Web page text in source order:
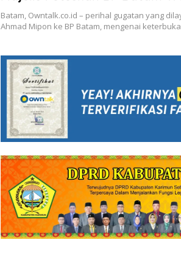
Berikan Informasi Asli ke
Batam, Owntalk.co.id – perihal gugatan yang
Ahmad Mipon ke BP Batam, mengenai